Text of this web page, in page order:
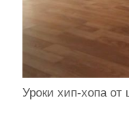
Уроки хип-хопа